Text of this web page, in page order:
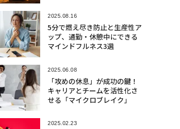
2025.08.16
5分で燃え尽き防止と生産性ア
ップ、通勤・休憩中にできる
マインドフルネス3選
2025.06.08
「攻めの休息」が成功の鍵！
キャリアとチームを活性化さ
せる「マイクロブレイク」
2025.02.23